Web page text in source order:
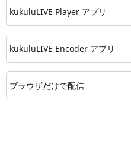
kukuluLIVE Player アプリ
kukuluLIVE Encoder アプリ
ブラウザだけで配信